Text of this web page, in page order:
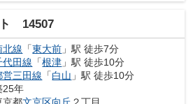
14507
北線 「東大前 」駅 徒歩7分
代田線 「根津 」駅 徒歩10分
営三田線 「白山 」駅 徒歩10分
25年